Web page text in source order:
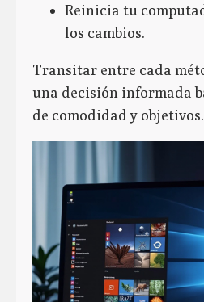
Reinicia tu
los cambios.
Transitar entre cada
una decisión informada
de comodidad y objetivos.